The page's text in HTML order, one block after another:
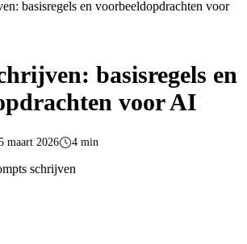
basisregels en voorbeeldopdrachten voor
basisregels en
voor AI
maart 2026 4 min
schrijven